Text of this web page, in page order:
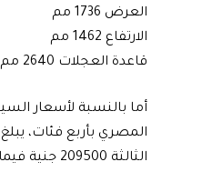
العرض 1736 مم
الارتفاع 1462 مم
قاعدة العجلات 2640 مم
أما بالنسبة لأسعار
الثالثة 209500 جنية فيما يبلغ سعر أعلى فئة 215100 جنية.